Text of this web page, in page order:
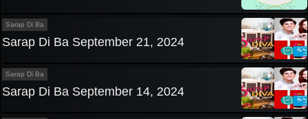
Sarap Di Ba
Sarap Di Ba September 21, 2024
Sarap Di Ba
Sarap Di Ba September 14, 2024